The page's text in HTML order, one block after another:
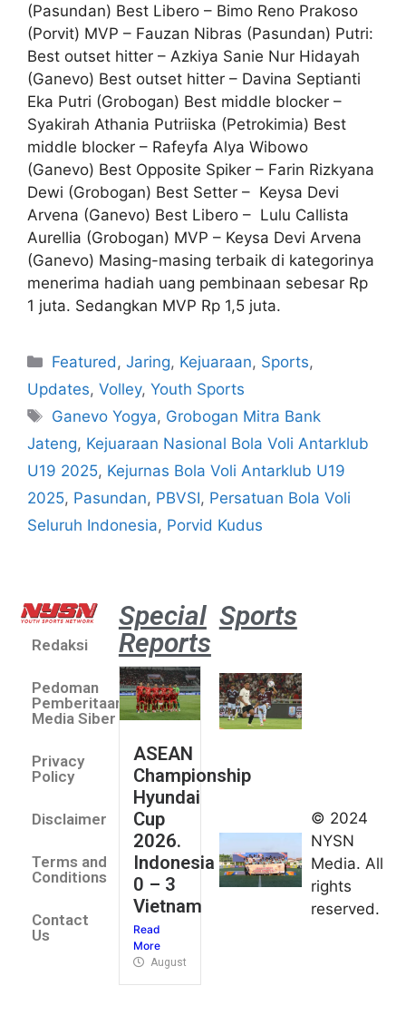
(Pasundan) Best Libero – Bimo Reno Prakoso
(Porvit) MVP – Fauzan Nibras (Pasundan) Putri:
Best outset hitter – Azkiya Sanie Nur Hidayah
(Ganevo) Best outset hitter – Davina Septianti
Eka Putri (Grobogan) Best middle blocker –
Syakirah Athania Putriiska (Petrokimia) Best
middle blocker – Rafeyfa Alya Wibowo
(Ganevo) Best Opposite Spiker – Farin Rizkyana
Dewi (Grobogan) Best Setter – Keysa Devi
Arvena (Ganevo) Best Libero – Lulu Callista
Aurellia (Grobogan) MVP – Keysa Devi Arvena
(Ganevo) Masing-masing terbaik di kategorinya
menerima hadiah uang pembinaan sebesar Rp
1 juta. Sedangkan MVP Rp 1,5 juta.
Featured ,Jaring, Kejuaraan, Sports,
Updates, Volley, Youth Sports
Ganevo Yogya, Grobogan Mitra Bank
Jateng, Kejuaraan Nasional Bola Voli Antarklub
U19 2025, Kejurnas Bola Voli Antarklub U19
2025, Pasundan, PBVSI, Persatuan Bola Voli
Seluruh Indonesia, Porvid Kudus
Redaksi
Pedoman
Pemberitaan
Media Siber
Privacy
Policy
Disclaimer
Terms and
Conditions
Contact
Us
Special
Reports
ASEAN
Championship
Hyundai
Cup
2026.
Indonesia
0 – 3
Vietnam
Read
More
August 4, 2026
Sports
umum
Kejurnas
Panahan
Junior di
Kudus
© 2024
NYSN
Media. All
rights
reserved.